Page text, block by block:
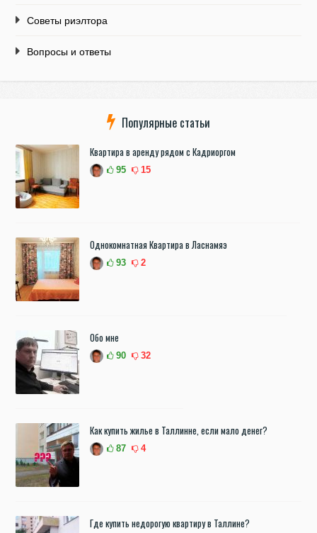
Советы риэлтора
Вопросы и ответы
Популярные статьи
Квартира в аренду рядом с Кадриоргом
95 15
Однокомнатная Квартира в Ласнамяэ
93 2
Обо мне
90 32
Как купить жилье в Таллинне, если мало денег?
87 4
Где купить недорогую квартиру в Таллине?